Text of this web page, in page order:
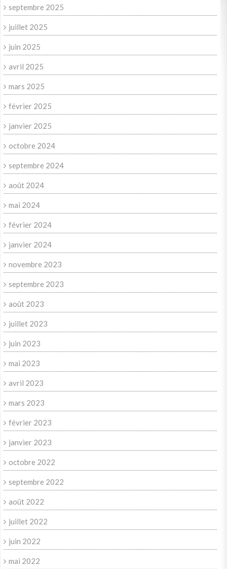
septembre 2025
juillet 2025
juin 2025
avril 2025
mars 2025
février 2025
janvier 2025
octobre 2024
septembre 2024
août 2024
mai 2024
février 2024
janvier 2024
novembre 2023
septembre 2023
août 2023
juillet 2023
juin 2023
mai 2023
avril 2023
mars 2023
février 2023
janvier 2023
octobre 2022
septembre 2022
août 2022
juillet 2022
juin 2022
mai 2022